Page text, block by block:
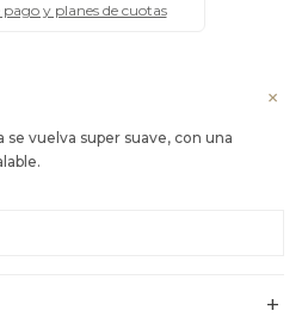
pago y planes de cuotas
vuelva super suave, con una